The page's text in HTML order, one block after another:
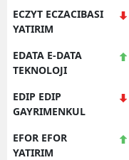
ECZYT ECZACIBASI
YATIRIM
EDATA E-DATA
TEKNOLOJI
EDIP EDIP
GAYRIMENKUL
EFOR EFOR
YATIRIM